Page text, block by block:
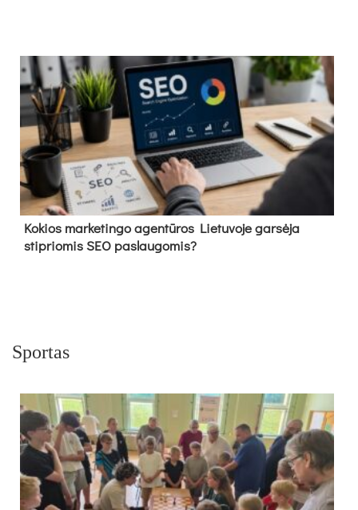
Kokios marketingo agentūros Lietuvoje garsėja
stipriomis SEO paslaugomis?
Sportas